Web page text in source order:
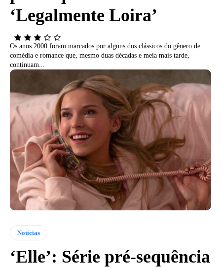
‘Legalmente Loira’
Os anos 2000 foram marcados por alguns dos clássicos do gênero de
comédia e romance que, mesmo duas décadas e meia mais tarde,
continuam...
Notícias
‘Elle’: Série pré-sequência